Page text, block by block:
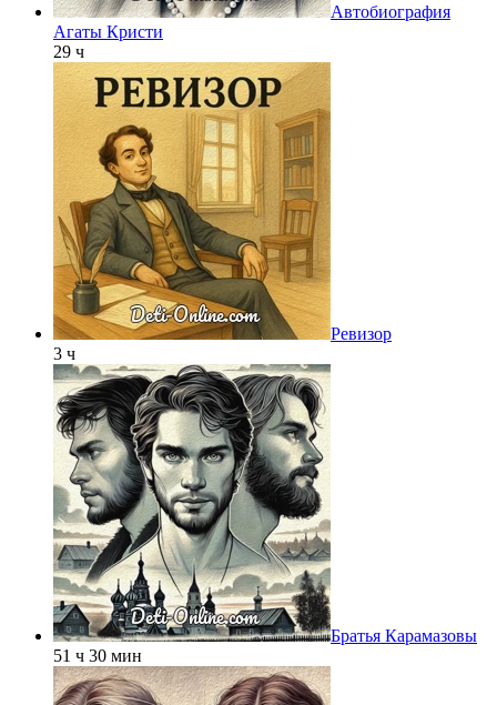
Автобиография
Агаты Кристи
29 ч
Ревизор
3 ч
Братья Карамазовы
51 ч 30 мин